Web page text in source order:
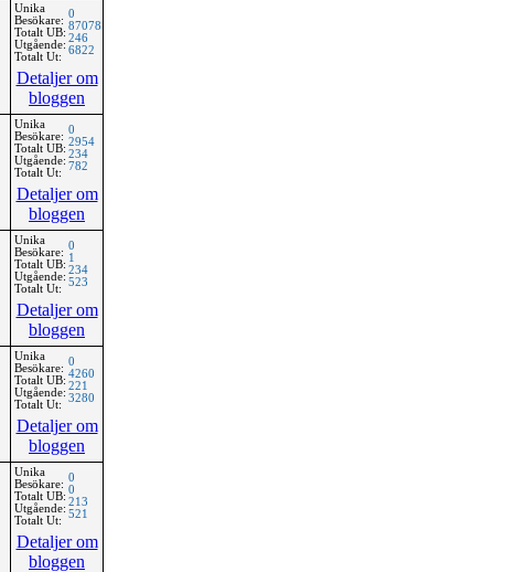
Unika
Besökare:
Totalt UB:
Utgående:
Totalt Ut:
0
87078
246
6822
Detaljer om
bloggen
Unika
Besökare:
Totalt UB:
Utgående:
Totalt Ut:
0
2954
234
782
Detaljer om
bloggen
Unika
Besökare:
Totalt UB:
Utgående:
Totalt Ut:
0
1
234
523
Detaljer om
bloggen
Unika
Besökare:
Totalt UB:
Utgående:
Totalt Ut:
0
4260
221
3280
Detaljer om
bloggen
Unika
Besökare:
Totalt UB:
Utgående:
Totalt Ut:
0
0
213
521
Detaljer om
bloggen